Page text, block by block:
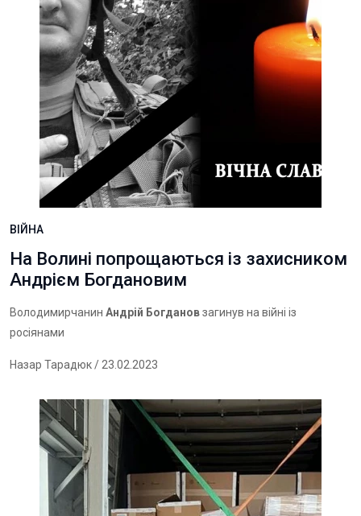
ВІЙНА
На Волині попрощаються із захисником
Андрієм Богдановим
Володимирчанин Андрій Богдановзагинув на війні із
росіянами
Назар Тарадюк/ 23.02.2023